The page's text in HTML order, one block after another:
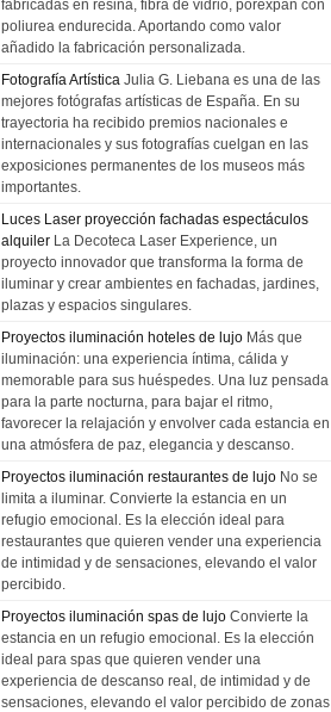
fabricadas en resina, fibra de vidrio, porexpan con
poliurea endurecida. Aportando como valor
añadido la fabricación personalizada.
Fotografía Artística Julia G. Liebana es una de las
mejores fotógrafas artísticas de España. En su
trayectoria ha recibido premios nacionales e
internacionales y sus fotografías cuelgan en las
exposiciones permanentes de los museos más
importantes.
Luces Laser proyección fachadas espectáculos
alquiler La Decoteca Laser Experience, un
proyecto innovador que transforma la forma de
iluminar y crear ambientes en fachadas, jardines,
plazas y espacios singulares.
Proyectos iluminación hoteles de lujo Más que
iluminación: una experiencia íntima, cálida y
memorable para sus huéspedes. Una luz pensada
para la parte nocturna, para bajar el ritmo,
favorecer la relajación y envolver cada estancia en
una atmósfera de paz, elegancia y descanso.
Proyectos iluminación restaurantes de lujo No se
limita a iluminar. Convierte la estancia en un
refugio emocional. Es la elección ideal para
restaurantes que quieren vender una experiencia
de intimidad y de sensaciones, elevando el valor
percibido.
Proyectos iluminación spas de lujo Convierte la
estancia en un refugio emocional. Es la elección
ideal para spas que quieren vender una
experiencia de descanso real, de intimidad y de
sensaciones, elevando el valor percibido de zonas